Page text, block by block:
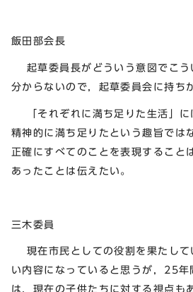
飯田部会長
起草委員長がどういう意図でこう
分からないので，起草委員会に持ち
「それぞれに満ち足りた生活」に
精神的に満ち足りたという趣旨では
正確にすべてのことを表現すること
あったことは伝えたい。
三木委員
現在市民としての役割を果たして
い内容になっていると思うが，25年
は，現在の子供たちに対する視点も